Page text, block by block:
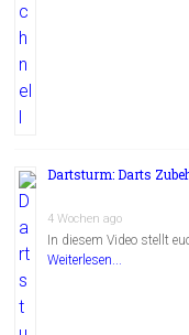
Dartsturm: Darts
4 Wochen ago
In diesem Video stellt
Weiterlesen...